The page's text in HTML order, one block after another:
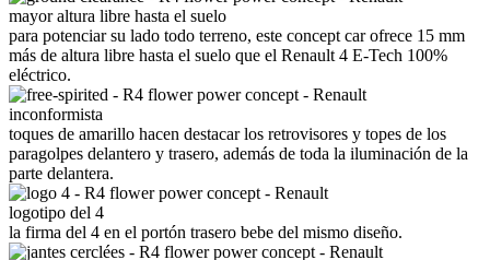
mayor altura libre hasta el suelo
para potenciar su lado todo terreno, este concept car ofrece 15 mm
más de altura libre hasta el suelo que el Renault 4 E-Tech 100%
eléctrico.
inconformista
toques de amarillo hacen destacar los retrovisores y topes de los
paragolpes delantero y trasero, además de toda la iluminación de la
parte delantera.
logotipo del 4
la firma del 4 en el portón trasero bebe del mismo diseño.